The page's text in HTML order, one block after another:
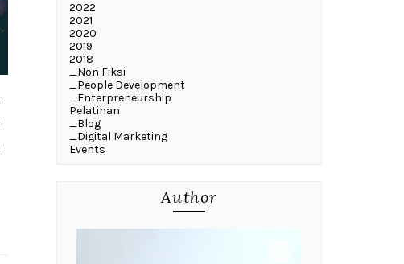
2022
2021
2020
2019
2018
_Non Fiksi
_People Development
_Enterpreneurship
Pelatihan
_Blog
_Digital Marketing
Events
Author